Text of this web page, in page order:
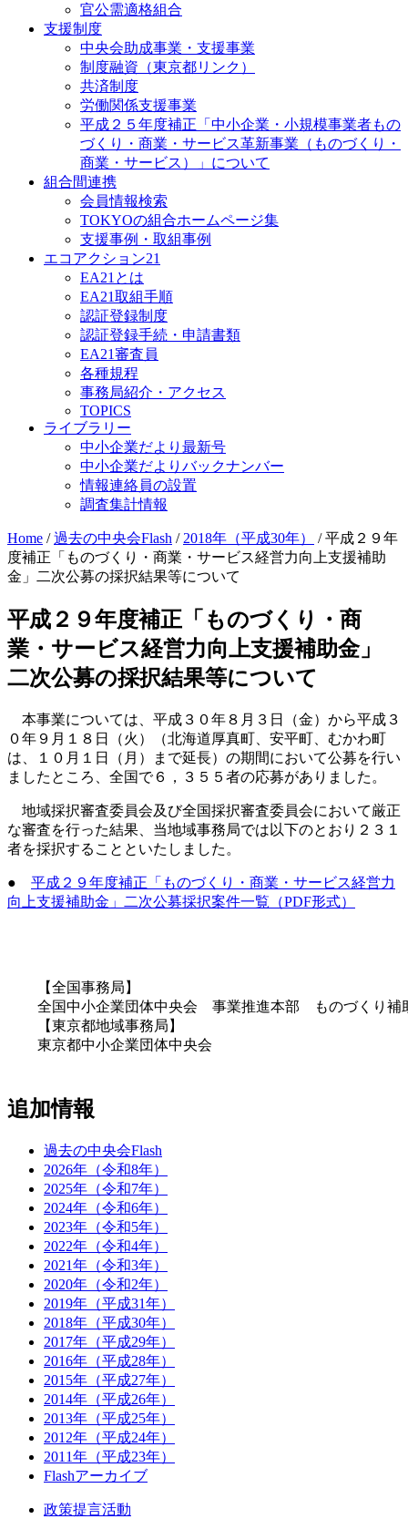
官公需適格組合
支援制度
中央会助成事業・支援事業
制度融資（東京都リンク）
共済制度
労働関係支援事業
平成２５年度補正「中小企業・小規模事業者もの
づくり・商業・サービス革新事業（ものづくり・
商業・サービス）」について
組合間連携
会員情報検索
TOKYOの組合ホームページ集
支援事例・取組事例
エコアクション21
EA21とは
EA21取組手順
認証登録制度
認証登録手続・申請書類
EA21審査員
各種規程
事務局紹介・アクセス
TOPICS
ライブラリー
中小企業だより最新号
中小企業だよりバックナンバー
情報連絡員の設置
調査集計情報
Home /過去の中央会Flash / 2018年（平成30年） /平成２９年
度補正「ものづくり・商業・サービス経営力向上支援補助
金」二次公募の採択結果等について
平成２９年度補正「ものづくり・商
業・サービス経営力向上支援補助金」
二次公募の採択結果等について
本事業については、平成３０年８月３日（金）から平成３
０年９月１８日（火）（北海道厚真町、安平町、むかわ町
は、１０月１日（月）まで延長）の期間において公募を行い
ましたところ、全国で６，３５５者の応募がありました。
地域採択審査委員会及び全国採択審査委員会において厳正
な審査を行った結果、当地域事務局では以下のとおり２３１
者を採択することといたしました。
● 平成２９年度補正「ものづくり・商業・サービス経営力
向上支援補助金」二次公募採択案件一覧（PDF形式）
【全国事務局】
全国中小企業団体中央会 事業推進本部 ものづ
【東京都地域事務局】
東京都中小企業団体中央会
追加情報
過去の中央会Flash
2026年（令和8年）
2025年（令和7年）
2024年（令和6年）
2023年（令和5年）
2022年（令和4年）
2021年（令和3年）
2020年（令和2年）
2019年（平成31年）
2018年（平成30年）
2017年（平成29年）
2016年（平成28年）
2015年（平成27年）
2014年（平成26年）
2013年（平成25年）
2012年（平成24年）
2011年（平成23年）
Flashアーカイブ
政策提言活動